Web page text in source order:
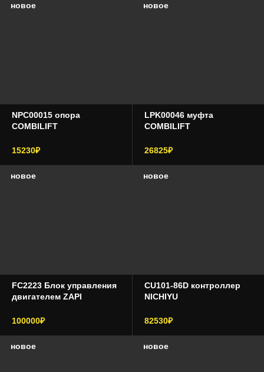
новое
NPC00015 опора
COMBILIFT
15230₽
новое
LPK00046 муфта
COMBILIFT
26825₽
новое
FC2223 Блок управления
двигателем ZAPI
100000₽
новое
CU101-86D контроллер
NICHIYU
82530₽
новое новое